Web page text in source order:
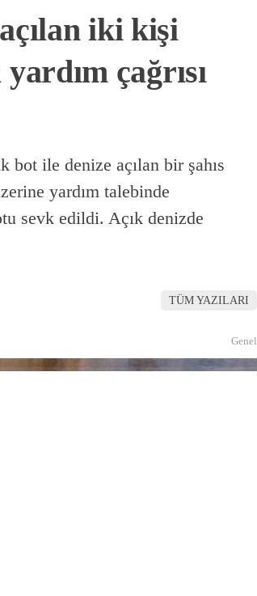
iki kişi
çağrısı
bot ile denize açılan bir şahıs
yardım talebinde
sevk edildi. Açık denizde
TÜM YAZILARI
Genel